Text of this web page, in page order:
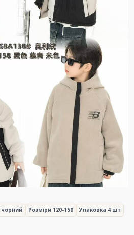
чорний Розміри 120-150 Упаковка 4 шт